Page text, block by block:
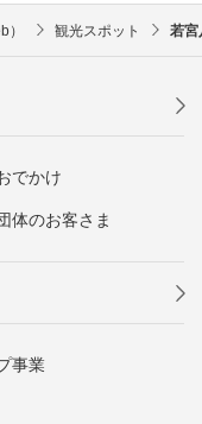
観光スポット 若宮
でかけ
体のお客さま
事業